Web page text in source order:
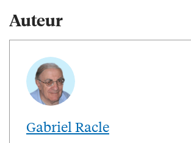
Auteur
Gabriel Racle